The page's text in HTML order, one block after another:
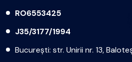
RO6553425
J35/3177/1994
București: str. Unirii nr. 13,